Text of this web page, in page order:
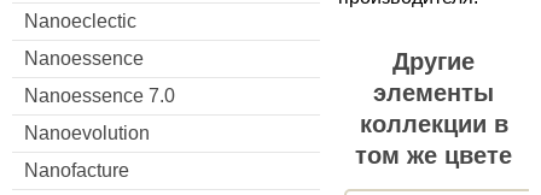
Nanoeclectic
Nanoessence
Nanoessence 7.0
Nanoevolution
Nanofacture
Другие
элементы
коллекции в
том же цвете